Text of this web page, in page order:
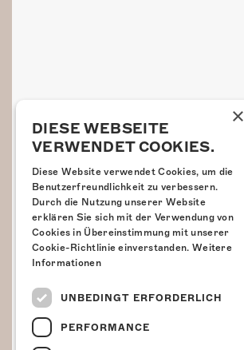
×
DIESE WEBSEITE
VERWENDET COOKIES.
Diese Website verwendet Cookies, um die
Benutzerfreundlichkeit zu verbessern.
Durch die Nutzung unserer Website
erklären Sie sich mit der Verwendung von
Cookies in Übereinstimmung mit unserer
Cookie-Richtlinie einverstanden. Weitere
Informationen
UNBEDINGT ERFORDERLICH
PERFORMANCE